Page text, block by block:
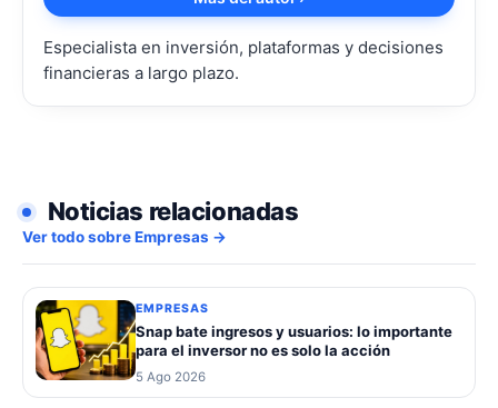
Especialista en inversión, plataformas y decisiones
financieras a largo plazo.
Noticias relacionadas
Ver todo sobre Empresas →
EMPRESAS
Snap bate ingresos y usuarios: lo importante
para el inversor no es solo la acción
5 Ago 2026